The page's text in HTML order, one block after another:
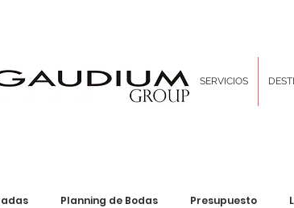
SERVICIOS
Planning de Bodas Presupuesto